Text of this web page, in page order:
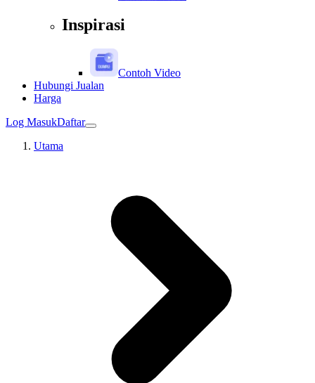
Inspirasi
Contoh Video
Hubungi Jualan
Harga
Log MasukDaftar
Utama